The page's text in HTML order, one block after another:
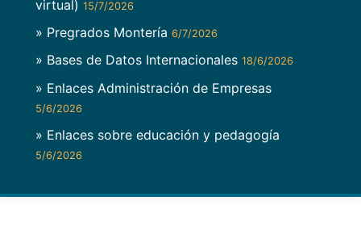
virtual) 15/7/2026
» Pregrados Montería 6/7/2026
» Bases de Datos Internacionales 18/6/2026
» Enlaces Administración de Empresas
5/6/2026
» Enlaces sobre educación y pedagogía
5/6/2026